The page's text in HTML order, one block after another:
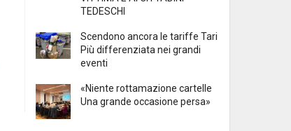
TEDESCHI
Scendono ancora le tariffe Tari
Più differenziata nei grandi
eventi
«Niente rottamazione cartelle
Una grande occasione persa»